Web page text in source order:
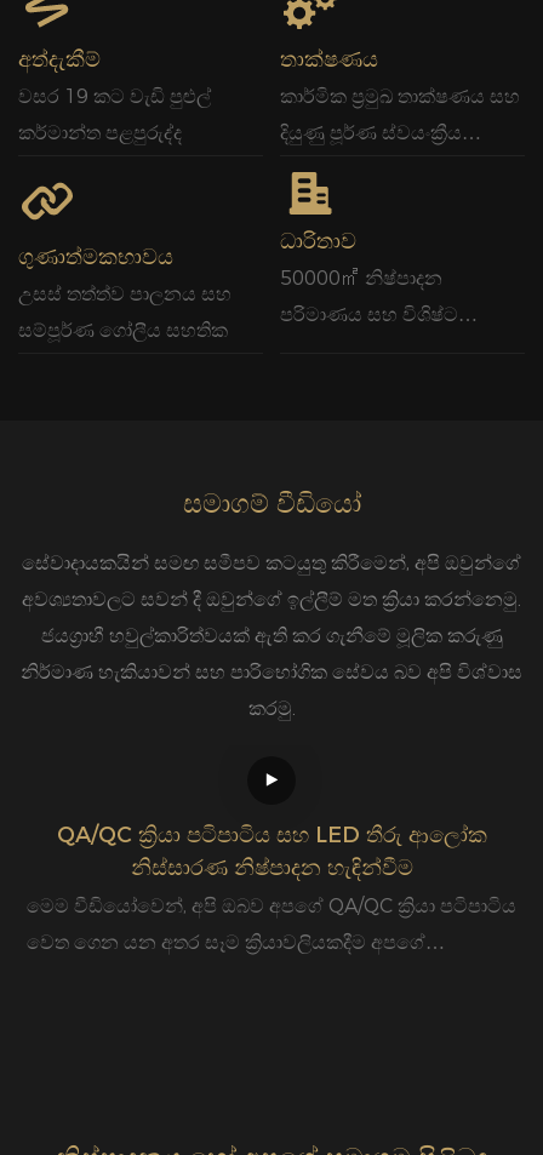
අත්දැකීම්
වසර 19 කට වැඩි පුළුල්
කර්මාන්ත පළපුරුද්ද
තාක්ෂණය
කාර්මික ප්‍රමුඛ තාක්ෂණය සහ
දියුණු පූර්ණ ස්වයංක්‍රීය
නිෂ්පාදන උපකරණ
ගුණාත්මකභාවය
උසස් තත්ත්ව පාලනය සහ
සම්පූර්ණ ගෝලීය සහතික
ධාරිතාව
50000㎡ නිෂ්පාදන
පරිමාණය සහ විශිෂ්ට
සමාගම් වීඩියෝ
සේවාදායකයින් සමඟ සමීපව කටයුතු කිරීමෙන්, අපි ඔවුන්ගේ
අවශ්‍යතාවලට සවන් දී ඔවුන්ගේ ඉල්ලීම් මත ක්‍රියා කරන්නෙමු.
ජයග්‍රාහී හවුල්කාරිත්වයක් ඇති කර ගැනීමේ මූලික කරුණු
නිර්මාණ හැකියාවන් සහ පාරිභෝගික සේවය බව අපි විශ්වාස
කරමු.
QA/QC ක්‍රියා පටිපාටිය සහ LED තීරු ආලෝක
නිස්සාරණ නිෂ්පාදන හැඳින්වීම
මෙම වීඩියෝවෙන්, අපි ඔබව අපගේ QA/QC ක්‍රියා පටිපාටිය
වෙත ගෙන යන අතර සෑම ක්‍රියාවලියකදීම අපගේ